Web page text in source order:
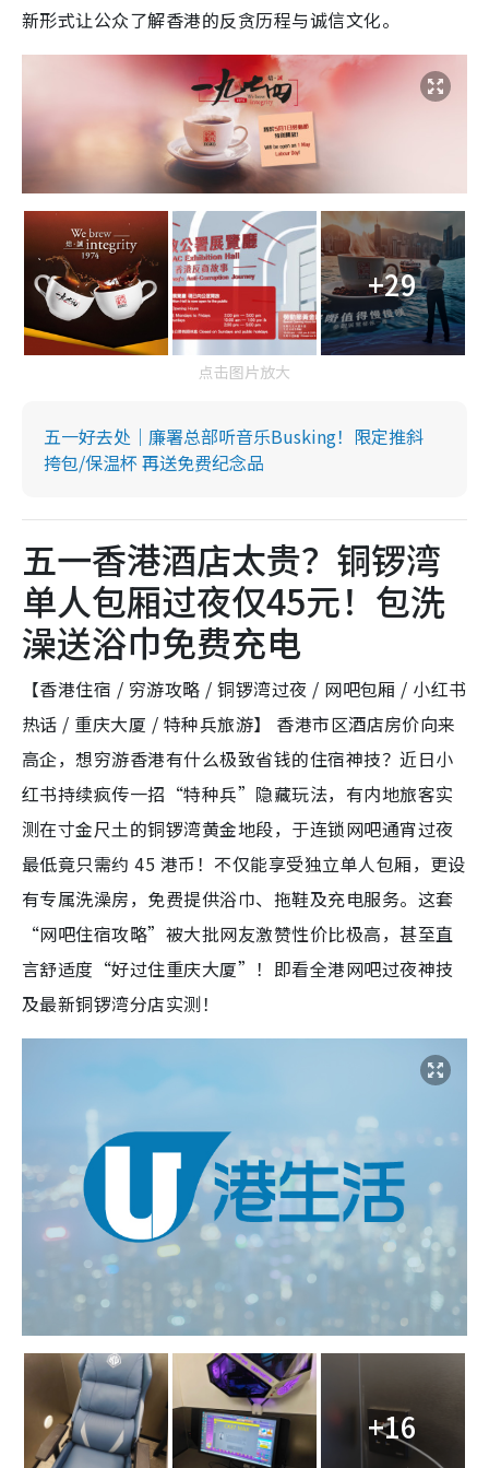
新形式让公众了解香港的反贪历程与诚信文化。
+29
点击图片放大
五一好去处｜廉署总部听音乐Busking！限定推斜
挎包/保温杯 再送免费纪念品
五一香港酒店太贵？铜锣湾
单人包厢过夜仅45元！包洗
澡送浴巾免费充电
【香港住宿 / 穷游攻略 / 铜锣湾过夜 / 网吧包厢 / 小红书
热话 / 重庆大厦 / 特种兵旅游】 香港市区酒店房价向来
高企，想穷游香港有什么极致省钱的住宿神技？近日小
红书持续疯传一招“特种兵”隐藏玩法，有内地旅客实
测在寸金尺土的铜锣湾黄金地段，于连锁网吧通宵过夜
最低竟只需约 45 港币！不仅能享受独立单人包厢，更设
有专属洗澡房，免费提供浴巾、拖鞋及充电服务。这套
“网吧住宿攻略”被大批网友激赞性价比极高，甚至直
言舒适度“好过住重庆大厦”！即看全港网吧过夜神技
及最新铜锣湾分店实测！
+16